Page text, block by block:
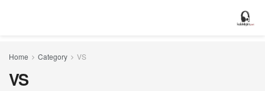
Home Category VS
VS